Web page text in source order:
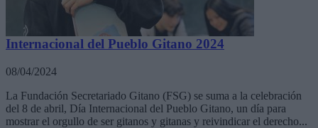
Internacional del Pueblo Gitano 2024
08/04/2024
La Fundación Secretariado Gitano (FSG) se suma a la celebración
del 8 de abril, Día Internacional del Pueblo Gitano, un día para
mostrar el orgullo de ser gitanos y gitanas y reivindicar el derecho...